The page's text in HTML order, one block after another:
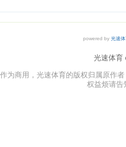
powered by 光速
光速体育
为商用，光速体育的版权归属原作
权益烦请告